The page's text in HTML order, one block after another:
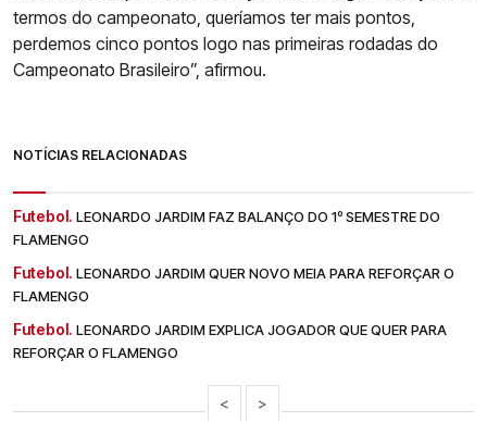
termos do campeonato, queríamos ter mais pontos,
perdemos cinco pontos logo nas primeiras rodadas do
Campeonato Brasileiro”, afirmou.
NOTÍCIAS RELACIONADAS
Futebol. LEONARDO JARDIM FAZ BALANÇO DO 1º SEMESTRE DO
FLAMENGO
Futebol. LEONARDO JARDIM QUER NOVO MEIA PARA REFORÇAR O
FLAMENGO
Futebol. LEONARDO JARDIM EXPLICA JOGADOR QUE QUER PARA
REFORÇAR O FLAMENGO
< >